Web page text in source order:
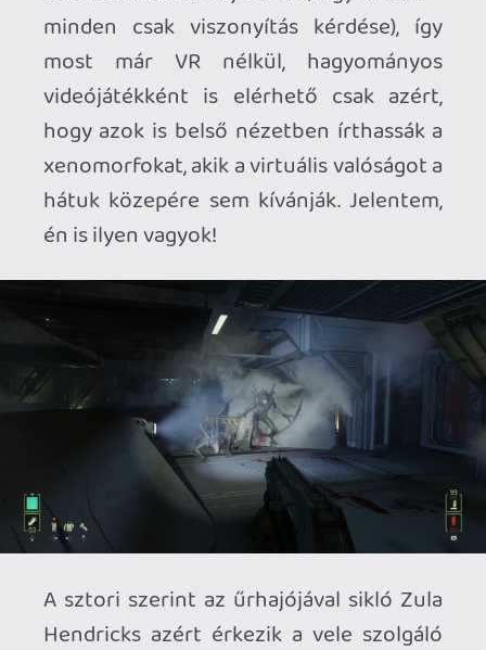
A sztori szerint az űrhajójával sikló Zula
Hendricks azért érkezik a vele szolgáló
androiddal, Davisszel, a Purdanra, avagy
az LV-354 bolygóra, mert egy régi
barátjának vészjelzését észleli. A jó
szándék ezúttal azonban életveszélybe
sodorja hősnőnket, aki az univerzum
egyik legveszélyesebb fajával akad össze
– ahogy azt a tapasztaltabb alien-fanok
már amúgy sejthetik. Elsődleges célunk:
kijutni a kizárólag halált és rengeteg
fájdalmat rejtő fém folyosók és a Castor's
Cradle végzetes szorításából – közben
azért feljegyzések és információk után
kutatunk, valamint minél több űrrovart a
pokolba küldünk a pokolra.
VR-BÓL JÖTTEM